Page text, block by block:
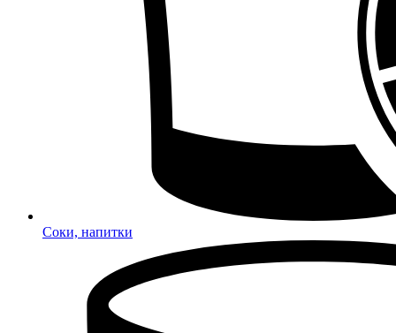
Соки, напитки